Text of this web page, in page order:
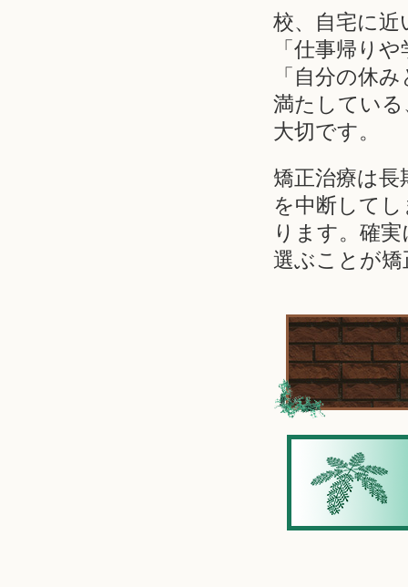
校、自宅に近
「仕事帰り
「自分の休
満たしてい
大切です。
矯正治療は
を中断して
ります。確
選ぶことが